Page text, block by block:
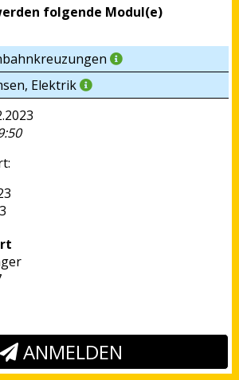
folgende Modul(e)
Elektrik
ANMELDEN